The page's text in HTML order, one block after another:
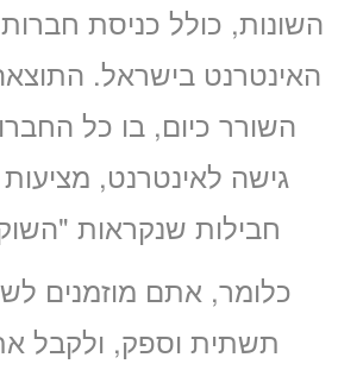
השונות, כולל כניסת
האינטרנט בישראל.
השורר כיום, בו כל
גישה לאינטרנט,
חבילות שנקראות
כלומר, אתם מוזמנים
תשתית וספק, ולקבל